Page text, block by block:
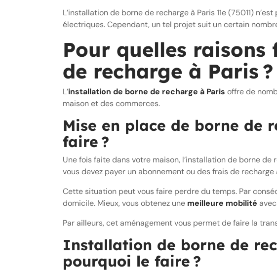
L’installation de borne de recharge à Paris 11e (75011)
électriques. Cependant, un tel projet suit un certain
Pour quelles
de recharge à Paris ?
L’installation de borne de recharge à Paris offre de
maison et des commerces.
Mise en place de borne de
faire ?
Une fois faite dans votre maison, l’installation de borne de
vous devez payer un abonnement ou des frais de
Cette situation peut vous faire perdre du temps. Par
domicile. Mieux, vous obtenez une meilleure mobilité
Par ailleurs, cet aménagement vous permet de faire la
Installation de borne de
pourquoi le faire ?